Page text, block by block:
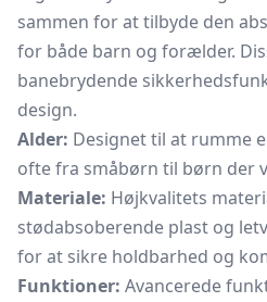
sammen for at tilbyde den
for både barn og forælder.
banebrydende
design.
Alder: Designet til at rumme
ofte fra småbørn til børn der
Materiale: Højkvalitets
stødabsoberende plast og
for at sikre holdbarhed og
Funktioner: Avancerede